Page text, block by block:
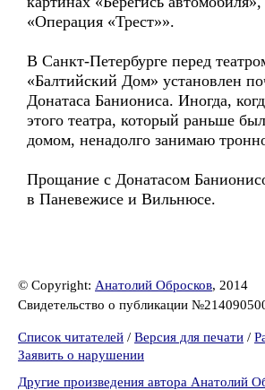
«Операция «Трест»».
В Санкт-Петербурге перед
«Балтийский Дом» установлен
Донатаса Баниониса. Иногда,
этого театра, который раньше
домом, ненадолго занимаю
Прощание с Донатасом
в Паневежисе и Вильнюсе.
© Copyright: Анатолий Обросков, 2014
Свидетельство о публикации
Список читателей / Версия для печати /
Заявить о нарушении
Другие произведения автора Анатолий